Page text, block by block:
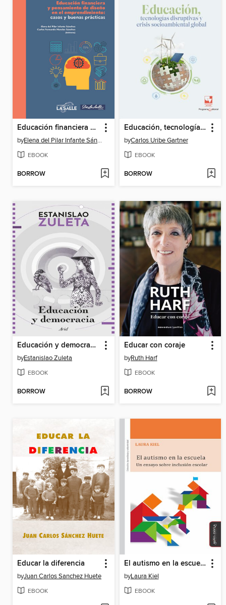
Educación financiera y pensamiento de diseño en el emprendimiento
by Elena del Pilar Infante Sánchez
EBOOK
BORROW
Educación, tecnologías disruptivas y crisis socioambiental global
byCarlos Uribe Gartner
EBOOK
BORROW
Educación y democracia
byEstanislao Zuleta
EBOOK
BORROW
Educar con coraje
byRuth Harf
EBOOK
BORROW
Educar la diferencia
byJuan Carlos Sanchez Huete
EBOOK
El autismo en la escuela
byLaura Kiel
EBOOK